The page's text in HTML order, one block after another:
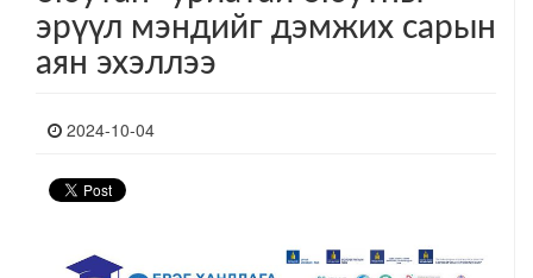
эрүүл мэндийг дэмжих сарын
аян эхэллээ
2024-10-04